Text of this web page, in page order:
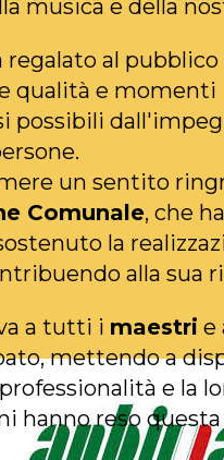
musica e della
regalato al
qualità e momenti
possibili
un sentito
Comunale, che
la
alla sua
a tutti i maestri e
mettendo a
e la
hanno reso